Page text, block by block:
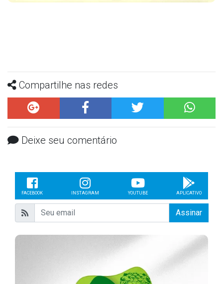
Compartilhe nas redes
Deixe seu comentário
FACEBOOK INSTAGRAM YOUTUBE APLICATIVO
Assinar